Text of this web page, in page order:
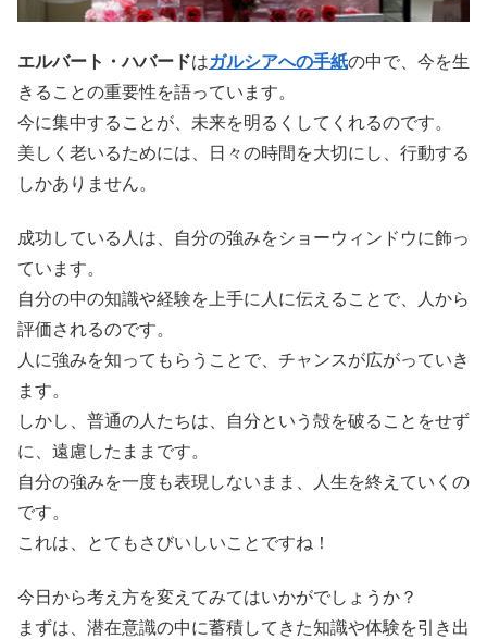
エルバート・ハバードはガルシアへの手紙の中で、今を生
きることの重要性を語っています。
今に集中することが、未来を明るくしてくれるのです。
美しく老いるためには、日々の時間を大切にし、行動する
しかありません。
成功している人は、自分の強みをショーウィンドウに飾っ
ています。
自分の中の知識や経験を上手に人に伝えることで、人から
評価されるのです。
人に強みを知ってもらうことで、チャンスが広がっていき
ます。
しかし、普通の人たちは、自分という殻を破ることをせず
に、遠慮したままです。
自分の強みを一度も表現しないまま、人生を終えていくの
です。
これは、とてもさびいしいことですね！
今日から考え方を変えてみてはいかがでしょうか？
まずは、潜在意識の中に蓄積してきた知識や体験を引き出